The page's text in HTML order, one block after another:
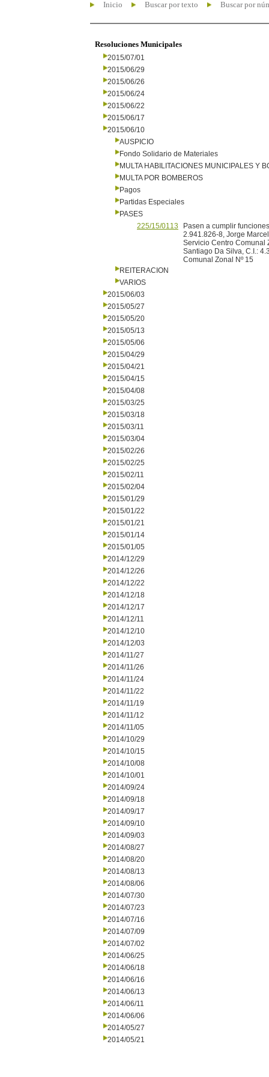
Inicio Buscar por texto Buscar por
Resoluciones Municipales
2015/07/01
2015/06/29
2015/06/26
2015/06/24
2015/06/22
2015/06/17
2015/06/10
AUSPICIO
Fondo Solidario de Materiales
MULTA HABILITACIONES MUNICIPALES Y
MULTA POR BOMBEROS
Pagos
Partidas Especiales
PASES
225/15/0113
Pasen a cumplir
2.941.826-8, Jorge
Servicio Centro Comunal
Santiago Da Silva, C.I.:
Comunal Zonal Nº 15
REITERACION
VARIOS
2015/06/03
2015/05/27
2015/05/20
2015/05/13
2015/05/06
2015/04/29
2015/04/21
2015/04/15
2015/04/08
2015/03/25
2015/03/18
2015/03/11
2015/03/04
2015/02/26
2015/02/25
2015/02/11
2015/02/04
2015/01/29
2015/01/22
2015/01/21
2015/01/14
2015/01/05
2014/12/29
2014/12/26
2014/12/22
2014/12/18
2014/12/17
2014/12/11
2014/12/10
2014/12/03
2014/11/27
2014/11/26
2014/11/24
2014/11/22
2014/11/19
2014/11/12
2014/11/05
2014/10/29
2014/10/15
2014/10/08
2014/10/01
2014/09/24
2014/09/18
2014/09/17
2014/09/10
2014/09/03
2014/08/27
2014/08/20
2014/08/13
2014/08/06
2014/07/30
2014/07/23
2014/07/16
2014/07/09
2014/07/02
2014/06/25
2014/06/18
2014/06/16
2014/06/13
2014/06/11
2014/06/06
2014/05/27
2014/05/21